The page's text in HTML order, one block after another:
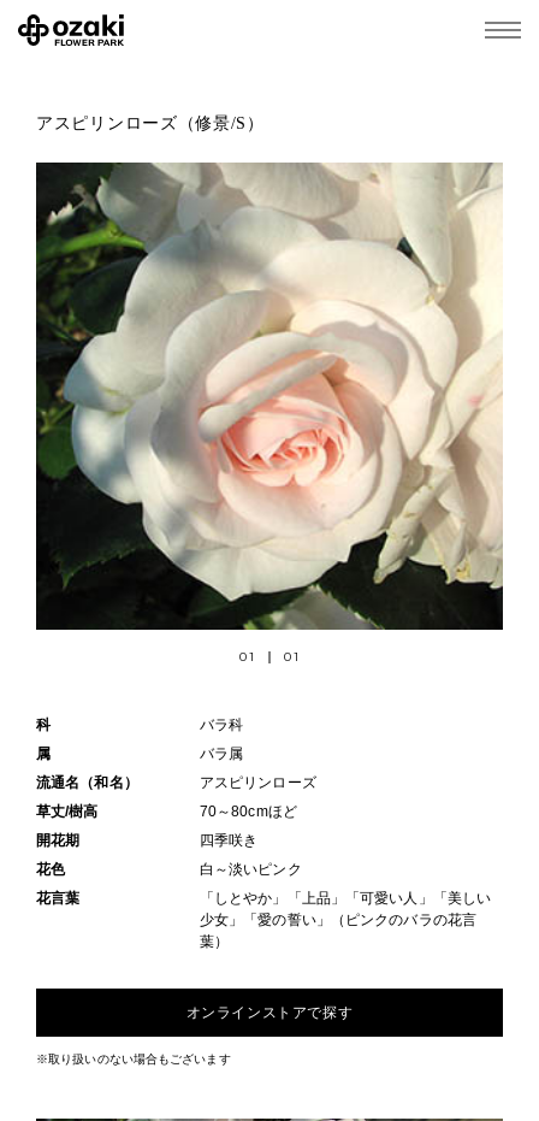
アスピリンローズ（修景/S）
01 01
科
バラ科
属
バラ属
流通名（和名）
アスピリンローズ
草丈/樹高
70～80cmほど
開花期
四季咲き
花色
白～淡いピンク
花言葉
「しとやか」「上品」「可愛い人」「美しい
少女」「愛の誓い」（ピンクのバラの花言
葉）
オンラインストアで探す
※取り扱いのない場合もございます